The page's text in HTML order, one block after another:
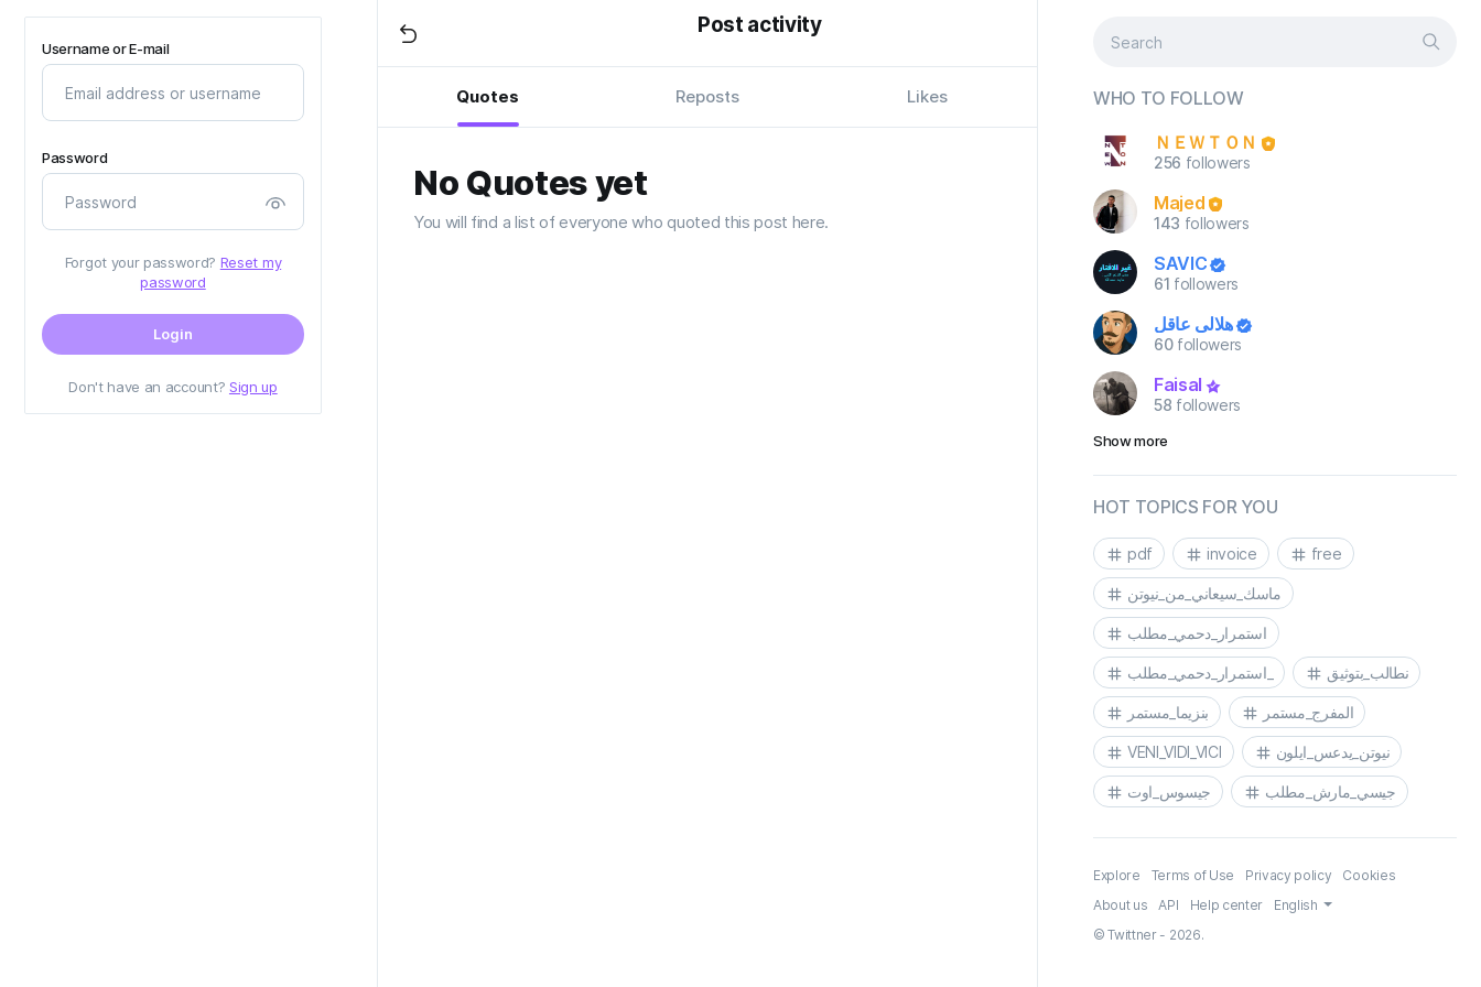
Username or E-mail
Password
Forgot your password? Reset my
password
Login
Don't have an account? Sign up
Post activity
Quotes Reposts Likes
No Quotes yet
You will find a list of everyone who quoted this post here.
WHO TO FOLLOW
ＮＥＷＴＯＮ
256 followers
Majed
143 followers
SAVIC
61 followers
هلالي عاقل
60followers
Faisal
58 followers
Show more
HOT TOPICS FOR YOU
pdf invoice free
ماسك_سيعاني_من_نيوتن
استمرار_دحمي_مطلب
نطالب_بتوثيق
بنزيما_مستمر المفرج_مستمر
VENI_VIDI_VICI نيوتن_يدعس_ايلون
جيسوس_اوت جيسي_مارش_مطلب
Explore Terms of Use Privacy policy
Cookies
About us
API Help center
English
© Twittner - 2026.